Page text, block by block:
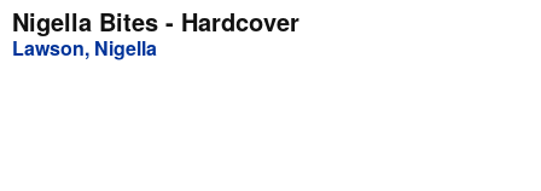
Meine Bestellungen
Detailsuche
Nigella Bites - Hardcover
Lawson, Nigella